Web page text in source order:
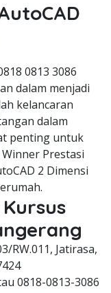
0813 3086
dalam menjadi
kelancaran
dalam
penting untuk
Prestasi
2 Dimensi
RW.011, Jatirasa,
0818-0813-3086